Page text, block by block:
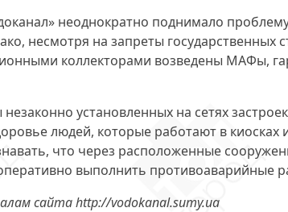
неоднократно поднимало
несмотря на запреты
коллекторами возведены МАФы,
установленных на сетях застроек
людей, которые работают в киосках
что через расположенные
выполнить противоаварийные
сайта http://vodokanal.sumy.ua